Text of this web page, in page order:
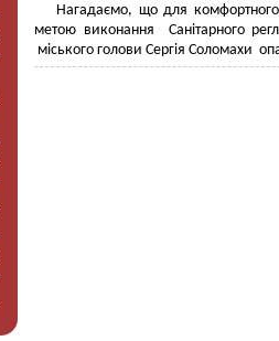
Нагадаємо, що для
метою виконання Санітарного
міського голови Сергія Соломахи